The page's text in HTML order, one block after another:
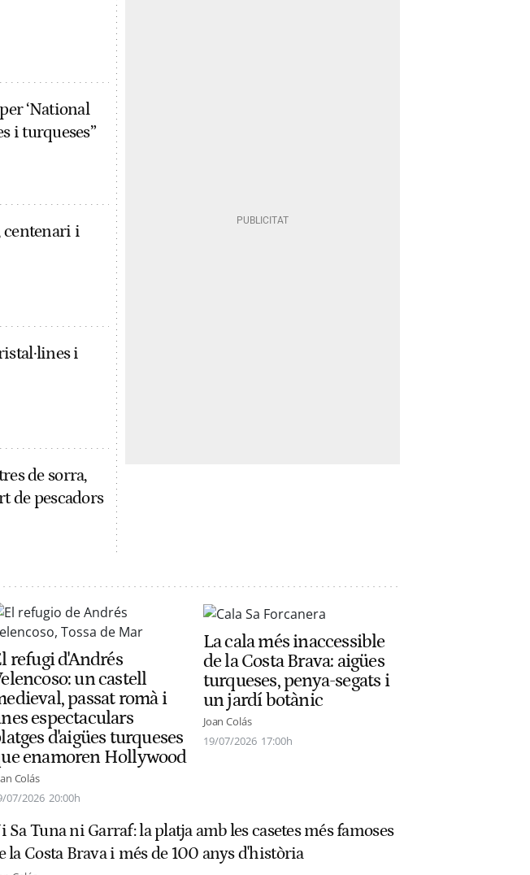
‘National
i turqueses”
centenari i
i
de sorra,
de pescadors
refugi d'Andrés
un castell
passat romà i
espectaculars
d'aigües turqueses
enamoren Hollywood
Colás
07/2026 20:00h
La cala més inaccessible
de la Costa Brava: aigües
turqueses, penya-segats i
un jardí botànic
Joan Colás
19/07/2026 17:00h
Sa Tuna ni Garraf: la platja amb les casetes més famoses
la Costa Brava i més de 100 anys d'història